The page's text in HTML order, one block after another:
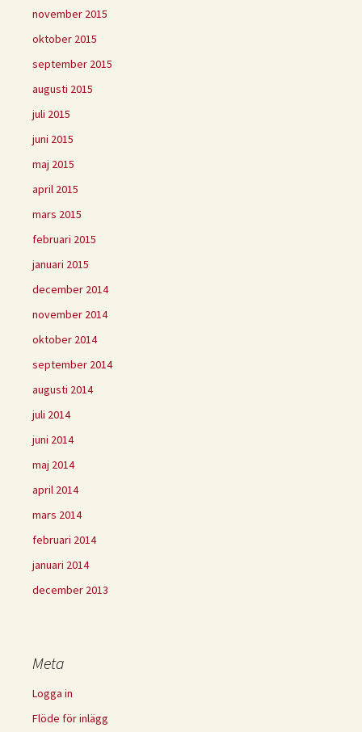
november 2015
oktober 2015
september 2015
augusti 2015
juli 2015
juni 2015
maj 2015
april 2015
mars 2015
februari 2015
januari 2015
december 2014
november 2014
oktober 2014
september 2014
augusti 2014
juli 2014
juni 2014
maj 2014
april 2014
mars 2014
februari 2014
januari 2014
december 2013
Meta
Logga in
Flöde för inlägg